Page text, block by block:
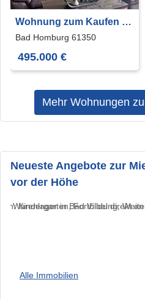
Wohnung zum Kaufen in
Bad Homburg 495.000 €
84.62 m²
Bad Homburg 61350
495.000 €
Mehr Wohnungen
Neueste Angebote zur
vor der Höhe
Alle Immobilien